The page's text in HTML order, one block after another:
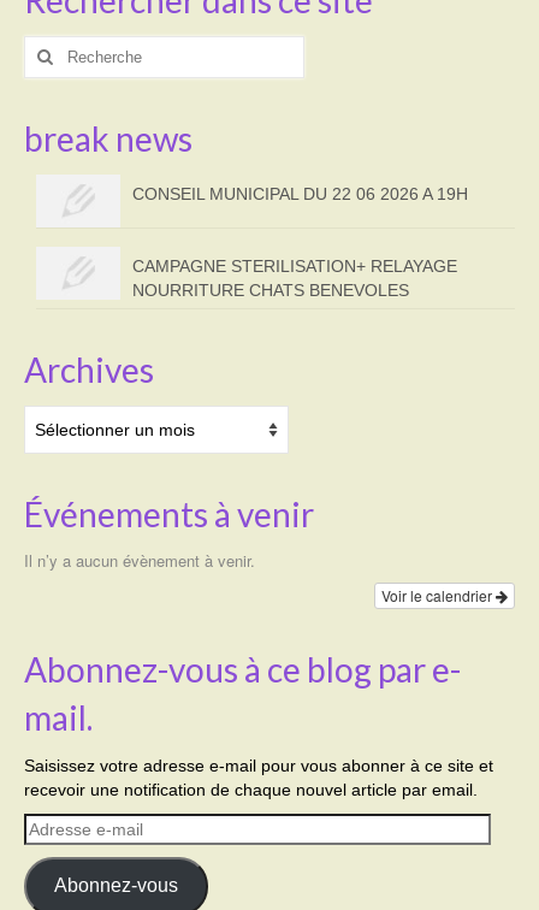
Rechercher
break news
CONSEIL MUNICIPAL DU 22 06 2026 A 19H
CAMPAGNE STERILISATION+ RELAYAGE
NOURRITURE CHATS BENEVOLES
Archives
Événements à venir
Il n’y a aucun évènement à venir.
Voir le calendrier
Abonnez-vous à ce blog par e-
mail.
Saisissez votre adresse e-mail pour vous abonner à ce site et
recevoir une notification de chaque nouvel article par email.
Adresse
e-
mail
Abonnez-vous